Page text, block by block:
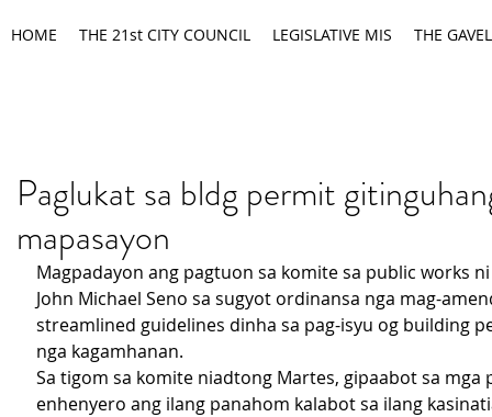
HOME THE 21st CITY COUNCIL LEGISLATIVE MIS THE GAVEL
Paglukat sa bldg permit
mapasayon
Magpadayon ang pagtuon sa komite sa public works
John Michael Seno sa sugyot ordinansa nga mag-
streamlined guidelines dinha sa pag-isyu og building
nga kagamhanan.
Sa tigom sa komite niadtong Martes, gipaabot sa
enhenyero ang ilang panahom kalabot sa ilang